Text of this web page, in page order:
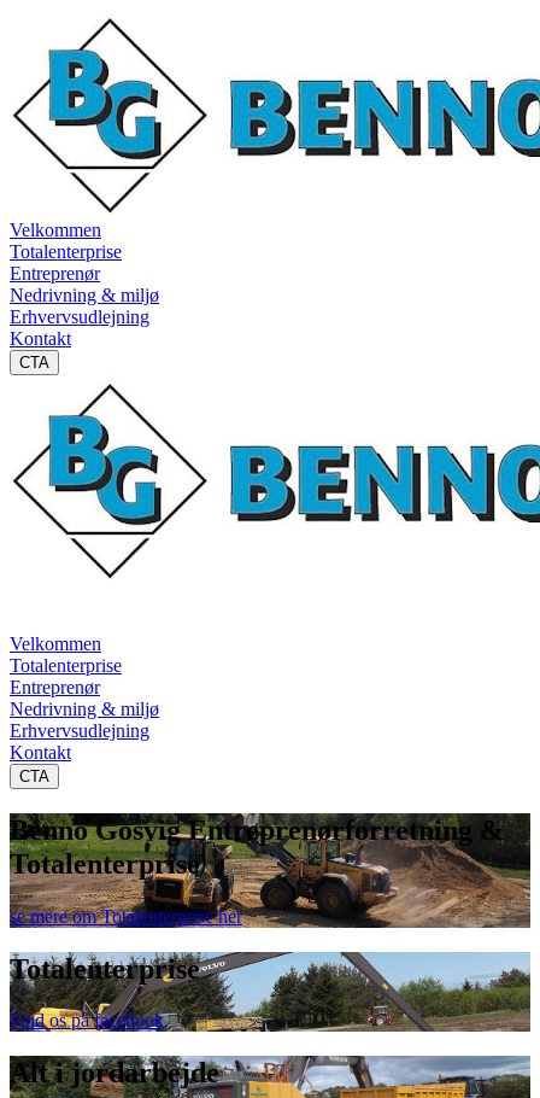
Velkommen
Totalenterprise
Entreprenør
Nedrivning & miljø
Erhvervsudlejning
Kontakt
CTA
Velkommen
Totalenterprise
Entreprenør
Nedrivning & miljø
Erhvervsudlejning
Kontakt
CTA
Benno Gosvig Entreprenørforretning &
Totalenterprise
se mere om Totalenterprise her
Totalenterprise
Find os på facebook
Alt i jordarbejde